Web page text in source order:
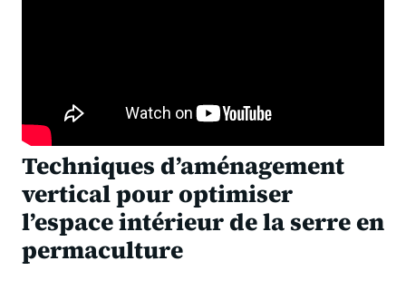
Techniques d’aménagement
vertical pour optimiser
l’espace intérieur de la serre en
permaculture